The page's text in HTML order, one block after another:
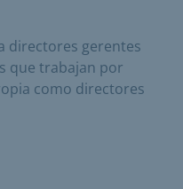
directores gerentes
que trabajan por
como directores